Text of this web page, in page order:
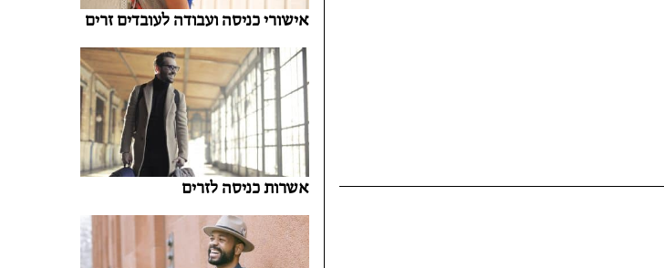
אישורי כניסה ועבודה לעובדים זרים
אשרות כניסה לזרים